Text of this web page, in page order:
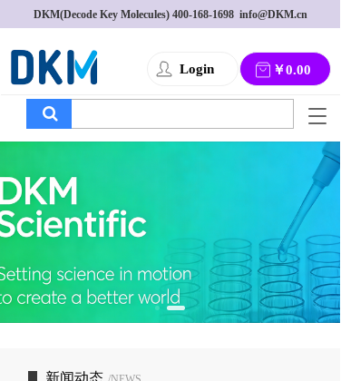
DKM(Decode Key Molecules) 400-168-1698
  info@DKM.cn
Login ￥0.00
T
g
g
l
a
v
i
g
a
新闻动态